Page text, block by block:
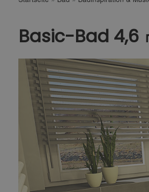
Basic-Bad 4,6